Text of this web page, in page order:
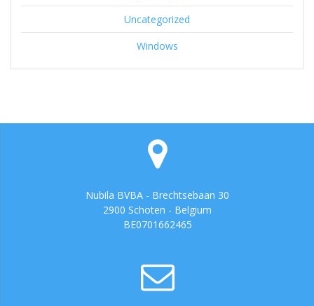
Uncategorized
Windows
Nubila BVBA - Brechtsebaan 30
2900 Schoten - Belgium
BE0701662465